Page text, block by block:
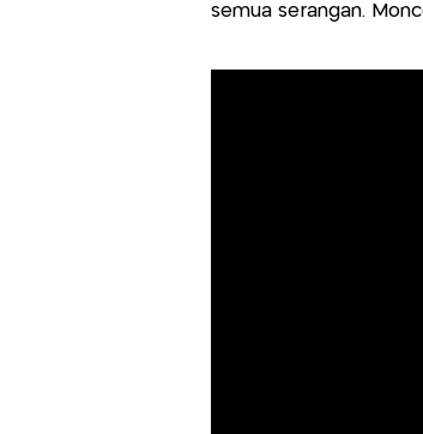
semua serangan.